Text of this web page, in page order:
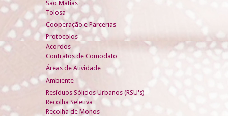
São Matias
Tolosa
Cooperação e Parcerias
Protocolos
Acordos
Contratos de Comodato
Áreas de Atividade
Ambiente
Resíduos Sólidos Urbanos (RSU's)
Recolha Seletiva
Recolha de Monos